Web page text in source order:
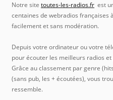
Notre site toutes-les-radios.fr est
centaines de webradios françaises
facilement et sans modération.
Depuis votre ordinateur ou votre
pour écouter les meilleurs radios et
Grâce au classement par genre
(sans pub, les + écoutées), vous
ressemble.